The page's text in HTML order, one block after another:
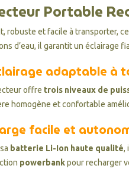
Portable
robuste et facile à transporter, ce
d’eau, il garantit un éclairage
adaptable à
offre trois niveaux de
homogène et confortable
facile et
batterie Li-Ion haute qualité,
powerbankpour recharger